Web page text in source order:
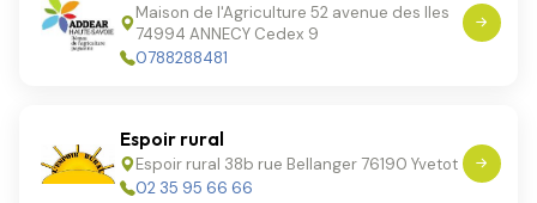
Maison de l'Agriculture 52 avenue des Iles
74994 ANNECY Cedex 9
0788288481
Espoir rural
Espoir rural 38b rue Bellanger 76190 Yvetot
02 35 95 66 66